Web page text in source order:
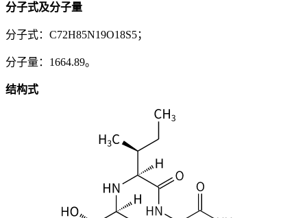
分子式及分子量
分子式：C72H85N19O18S5；
分子量：1664.89。
结构式